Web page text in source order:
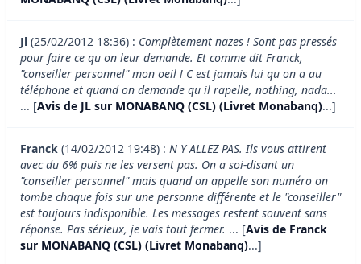
Jl (25/02/2012 18:36) : Complètement nazes ! Sont pas pressés
pour faire ce qu on leur demande. Et comme dit Franck,
"conseiller personnel" mon oeil ! C est jamais lui qu on a au
téléphone et quand on demande qu il rapelle, nothing, nada...
... [Avis de JL sur MONABANQ (CSL) (Livret Monabanq)...]
Franck (14/02/2012 19:48) : N Y ALLEZ PAS. Ils vous attirent
avec du 6% puis ne les versent pas. On a soi-disant un
"conseiller personnel" mais quand on appelle son numéro on
tombe chaque fois sur une personne différente et le "conseiller"
est toujours indisponible. Les messages restent souvent sans
réponse. Pas sérieux, je vais tout fermer. ... [Avis de Franck
sur MONABANQ (CSL) (Livret Monabanq)...]